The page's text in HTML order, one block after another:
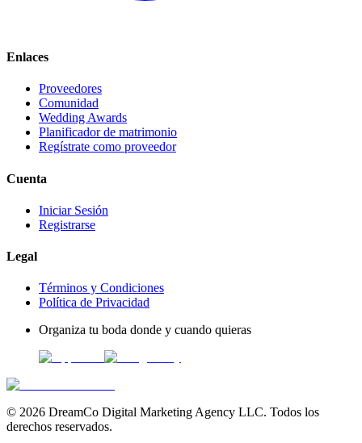
Enlaces
Proveedores
Comunidad
Wedding Awards
Planificador de matrimonio
Regístrate como proveedor
Cuenta
Iniciar Sesión
Registrarse
Legal
Términos y Condiciones
Política de Privacidad
Organiza tu boda donde y cuando quieras
© 2026 DreamCo Digital Marketing Agency LLC. Todos los
derechos reservados.